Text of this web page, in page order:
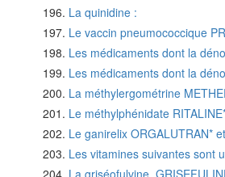
La quinidine :
Le vaccin pneumococcique
Les médicaments dont la
Les médicaments dont la
La méthylergométrine
Le méthylphénidate
Le ganirelix ORGALUTRAN*
Les vitamines suivantes sont